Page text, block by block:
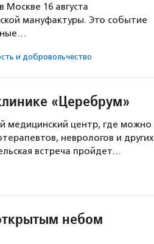
16 августа
мануфактуры. Это событие
и доброволь­чест­во
«Церебрум»
медицинский центр, где можно
неврологов и других
встреча пройдет…
небом